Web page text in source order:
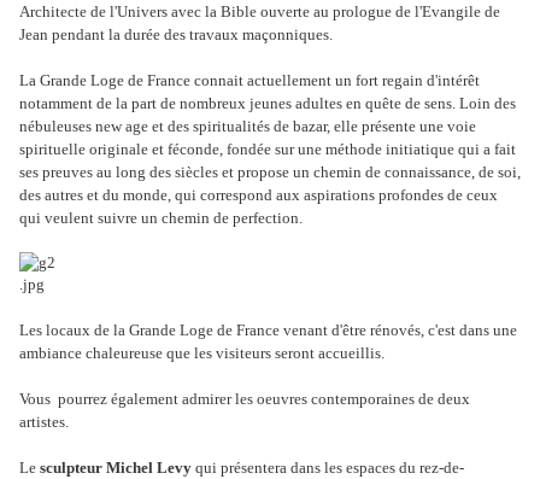
Architecte de l'Univers avec la Bible ouverte au prologue de l'Evangile de
Jean pendant la durée des travaux maçonniques.
La Grande Loge de France connait actuellement un fort regain d'intérêt
notamment de la part de nombreux jeunes adultes en quête de sens. Loin des
nébuleuses new age et des spiritualités de bazar, elle présente une voie
spirituelle originale et féconde, fondée sur une méthode initiatique qui a fait
ses preuves au long des siècles et propose un chemin de connaissance, de soi,
des autres et du monde, qui correspond aux aspirations profondes de ceux
qui veulent suivre un chemin de perfection.
Les locaux de la Grande Loge de France venant d'être rénovés, c'est dans une
ambiance chaleureuse que les visiteurs seront accueillis.
Vous pourrez également admirer les oeuvres contemporaines de deux
artistes.
Le sculpteur Michel Levy qui présentera dans les espaces du rez-de-